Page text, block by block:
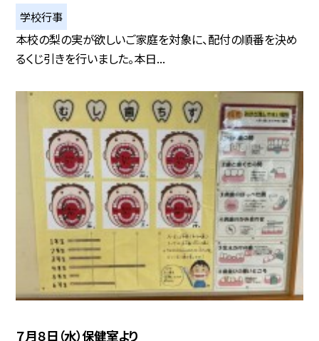
学校行事
本校の梨の実が欲しいご家庭を対象に、配付の順番を決め
るくじ引きを行いました。本日...
７月８日（水）保健室より